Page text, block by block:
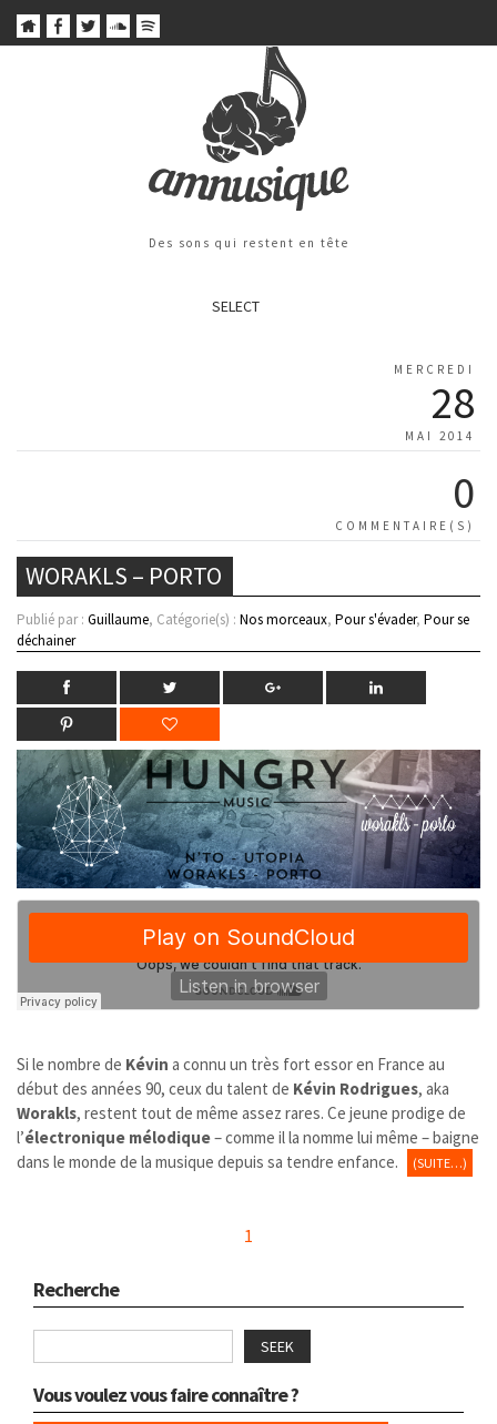
Des sons qui restent en tête
SELECT
MERCREDI
28
MAI 2014
0
COMMENTAIRE(S)
WORAKLS – PORTO
Publié par : Guillaume, Catégorie(s) : Nos morceaux, Pour s'évader, Pour se
déchainer
Si le nombre de Kévin a connu un très fort essor en France au
début des années 90, ceux du talent de Kévin Rodrigues, aka
Worakls, restent tout de même assez rares. Ce jeune prodige de
l’électronique mélodique– comme il la nomme lui même – baigne
dans le monde de la musique depuis sa tendre enfance.
(SUITE…)
1
Recherche
SEEK
Vous voulez vous faire connaître ?